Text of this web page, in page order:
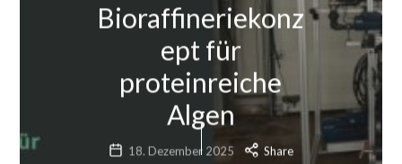
Wissenschaftskommunikation
Bioraffineriekonz
ept für
proteinreiche
Algen
18. Dezember 2025 Share